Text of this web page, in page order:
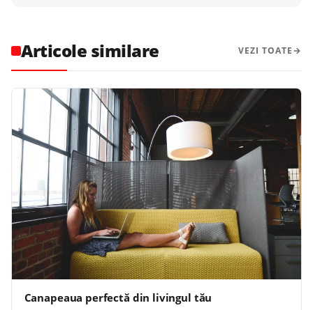
Articole similare VEZI TOATE
Canapeaua perfectă din livingul tău